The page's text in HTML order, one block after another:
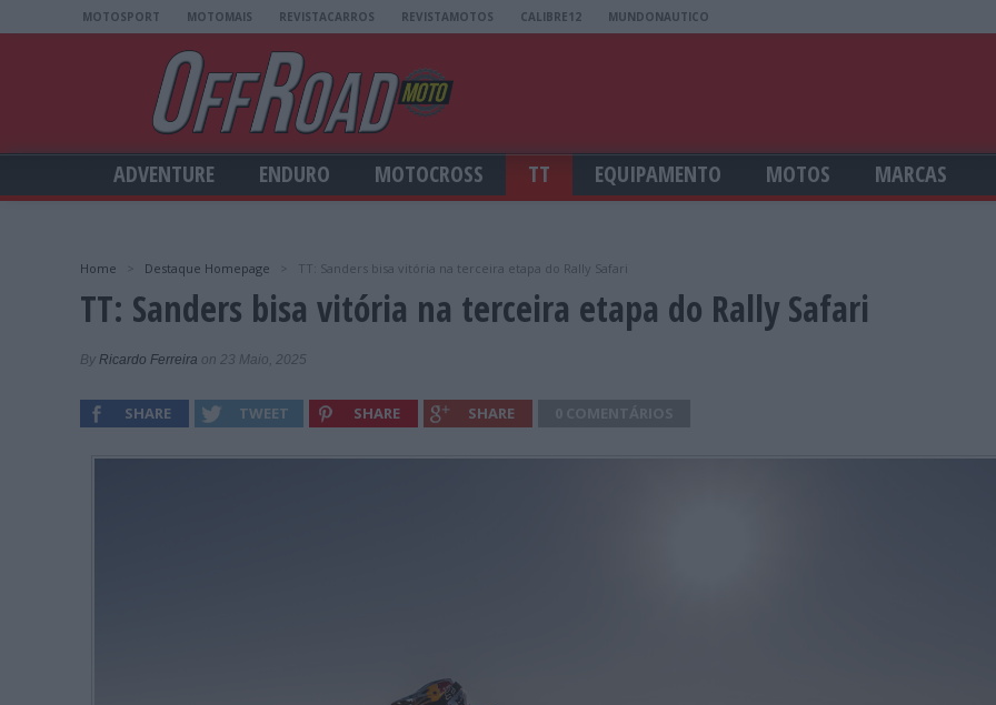
MOTOSPORT MOTOMAIS REVISTACARROS REVISTAMOTOS CALIBRE12 MUNDONAUTICO
ADVENTURE ENDURO MOTOCROSS TT EQUIPAMENTO MOTOS MARCAS
Home Destaque Homepage TT: Sanders bisa vitória na terceira etapa do Rally Safari
TT: Sanders bisa vitória na terceira etapa do Rally Safari
By Ricardo Ferreira on 23 Maio, 2025
SHARE TWEET SHARE SHARE